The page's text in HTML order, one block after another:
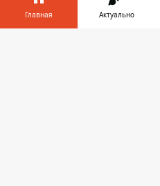
17:36, 05 мая
Главная Актуально